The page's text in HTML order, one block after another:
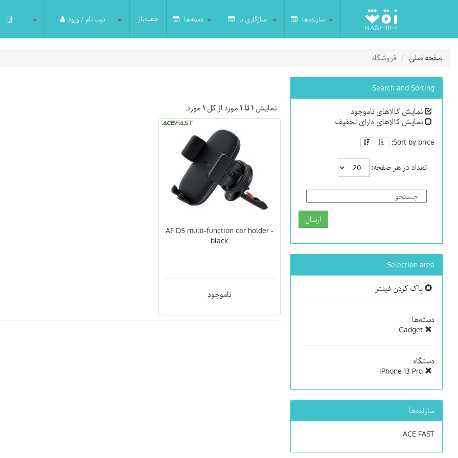
سازنده‌ها سازگاری با دسته‌ها جعبه‌باز ثبت نام / ورود
صفحه‌اصلی فروشگاه
Search and Sorting
نمایش کالاهای ناموجود
نمایش کالاهای دارای تخفیف
Sort by price:
تعداد در هر صفحه:
ارسال
Selection area
پاک کردن فیلتر
دسته‌ها :
دستگاه :
سازنده‌ها
ACE FAST
نمایش۱ تا ۱ مورد از کل۱ مورد.
AF D5 multi-function car holder -
black
ناموجود